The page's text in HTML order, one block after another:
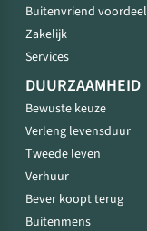
Buitenvriend voordeel
Zakelijk
Services
DUURZAAMHEID
Bewuste keuze
Verleng levensduur
Tweede leven
Verhuur
Bever koopt terug
Buitenmens